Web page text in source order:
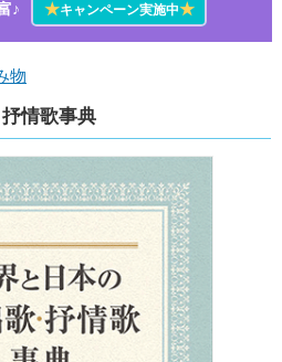
♪
★キャンペーン実施中★
物
情歌事典